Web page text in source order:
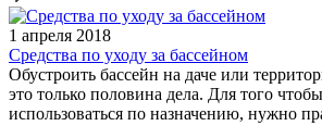
1 апреля 2018
Средства по уходу за бассейном
Обустроить бассейн на даче или
это только половина дела. Для того
использоваться по назначению, нужно